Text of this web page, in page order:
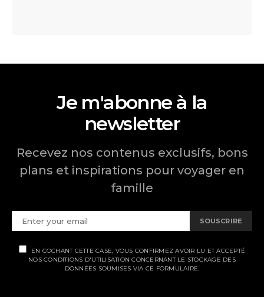
Je m'abonne à la
newsletter
Recevez nos contenus exclusifs, bons
plans et inspirations pour voyager en
famille
SOUSCRIRE
EN COCHANT CETTE CASE, VOUS CONFIRMEZ AVOIR LU ET ACCEPTÉ
NOS CONDITIONS D'UTILISATION CONCERNANT LE STOCKAGE DES
DONNÉES SOUMISES VIA CE FORMULAIRE.